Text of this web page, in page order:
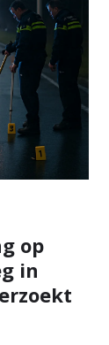
op
in